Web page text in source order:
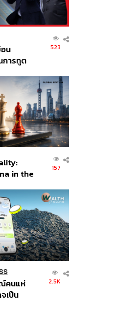
น
การทูต
–
523
in the
157
คนแห่
เป็น
2.5K